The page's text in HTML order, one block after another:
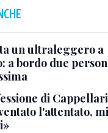
un ultraleggero a
a bordo due
di
l'attentato,